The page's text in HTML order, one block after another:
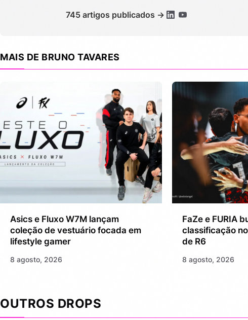
745 artigos publicados →
MAIS DE BRUNO TAVARES
Asics e Fluxo W7M lançam
coleção de vestuário focada em
lifestyle gamer
8 agosto, 2026
FaZe e FURIA
classificação
de R6
8 agosto, 2026
OUTROS DROPS